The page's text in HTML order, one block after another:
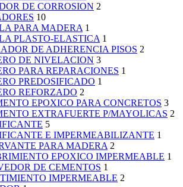
DE CORROSION 2
10
PARA MADERA 1
PLASTO-ELASTICA 1
DE ADHERENCIA PISOS 2
DE NIVELACION 3
PARA REPARACIONES 1
PREDOSIFICADO 1
REFORZADO 2
EPOXICO PARA CONCRETOS 3
EXTRAFUERTE P/MAYOLICAS 2
5
E IMPERMEABILIZANTE 1
PARA MADERA 2
EPOXICO IMPERMEABLE 1
DE CEMENTOS 1
IMPERMEABLE 2